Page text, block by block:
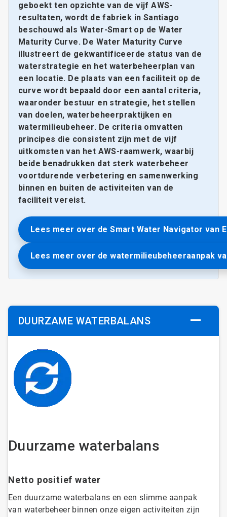
geboekt ten opzichte van de vijf AWS-
resultaten, wordt de fabriek in Santiago
beschouwd als Water-Smart op de Water
Maturity Curve. De Water Maturity Curve
illustreert de gekwantificeerde status van de
waterstrategie en het waterbeheerplan van
een locatie. De plaats van een faciliteit op de
curve wordt bepaald door een aantal criteria,
waaronder bestuur en strategie, het stellen
van doelen, waterbeheerpraktijken en
watermilieubeheer. De criteria omvatten
principes die consistent zijn met de vijf
uitkomsten van het AWS-raamwerk, waarbij
beide benadrukken dat sterk waterbeheer
voortdurende verbetering en samenwerking
binnen en buiten de activiteiten van de
faciliteit vereist.
Lees meer over de Smart Water Navigator van
Lees meer over de watermilieubeheeraanpak
DUURZAME WATERBALANS
Duurzame waterbalans
Netto positief water
Een duurzame waterbalans en een slimme aanpak
van waterbeheer binnen onze eigen activiteiten zijn